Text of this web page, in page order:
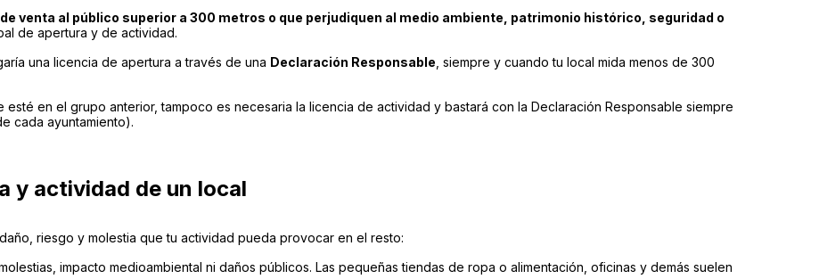
venta al público superior a 300 metros o que perjudiquen al medio ambiente, patrimonio histórico, seguridad o
de apertura y de actividad.
una licencia de apertura a través de una Declaración Responsable, siempre y cuando tu local mida menos de 300
en el grupo anterior, tampoco es necesaria la licencia de actividad y bastará con la Declaración Responsable siempre
cada ayuntamiento).
y actividad de un local
riesgo y molestia que tu actividad pueda provocar en el resto:
impacto medioambiental ni daños públicos. Las pequeñas tiendas de ropa o alimentación, oficinas y demás suelen